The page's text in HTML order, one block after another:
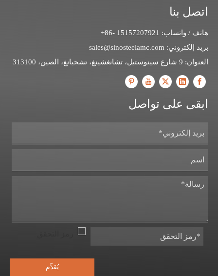
اتصل بنا
هاتف / واتساب: 15157207921 -86+
بريد إلكتروني: sales@sinosteelamc.com
العنوان: 9 شارع سينوستيل، تشانغشينغ، تشجيانغ، الصين، 313100
ابقى على تواصل
يُقدِّم